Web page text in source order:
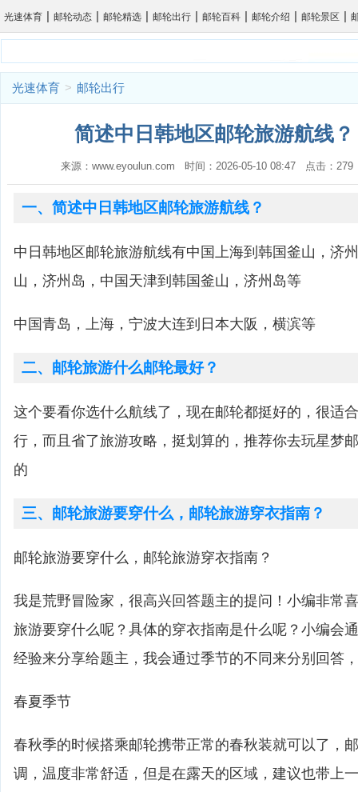
光速体育 | 邮轮动态 | 邮轮精选 | 邮轮出行 | 邮轮百科 | 邮轮介绍 | 邮轮景区 |
光速体育 > 邮轮出行
简述中日韩地区邮轮旅游航线
来源：www.eyoulun.com 时间：2026-05-10 08:47 点击：
一、简述中日韩地区邮轮旅游航线？
中日韩地区邮轮旅游航线有中国上海到韩国釜山，济
山，济州岛，中国天津到韩国釜山，济州岛等
中国青岛，上海，宁波大连到日本大阪，横滨等
二、邮轮旅游什么邮轮最好？
这个要看你选什么航线了，现在邮轮都挺好的，很适
行，而且省了旅游攻略，挺划算的，推荐你去玩星梦
的
三、邮轮旅游要穿什么，邮轮旅游穿衣指南？
邮轮旅游要穿什么，邮轮旅游穿衣指南？
我是荒野冒险家，很高兴回答题主的提问！小编非常
旅游要穿什么呢？具体的穿衣指南是什么呢？小编会
经验来分享给题主，我会通过季节的不同来分别回答
春夏季节
春秋季的时候搭乘邮轮携带正常的春秋装就可以了，
调，温度非常舒适，但是在露天的区域，建议也带上